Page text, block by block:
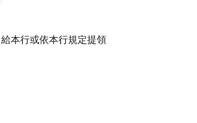
本行或依本行規定提領